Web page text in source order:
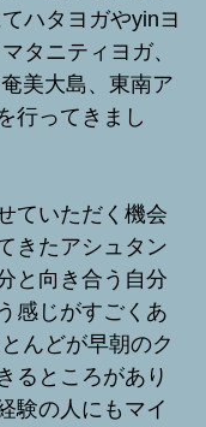
ハタヨガやyinヨ
タニティヨガ、
美大島、東南ア
行ってきまし
ていただく機会
きたアシュタン
と向き合う自分
感じがすごくあ
んどが早朝のク
るところがあり
験の人にもマイ